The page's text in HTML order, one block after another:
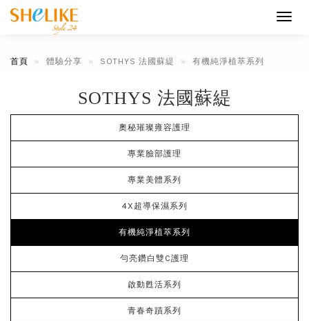
首頁 體驗分享 SOTHYS 法國蘇緹 有機純淨植萃系列
SOTHYS 法國蘇緹
奧秘璀璨雍容護理
專業臉部護理
專業美體系列
4X超導保濕系列
有機純淨植萃系列
勻亮鑽白雙C護理
啟動甦活系列
青春奇蹟系列